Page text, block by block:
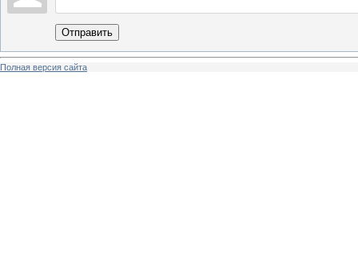
Отправить
Полная версия сайта